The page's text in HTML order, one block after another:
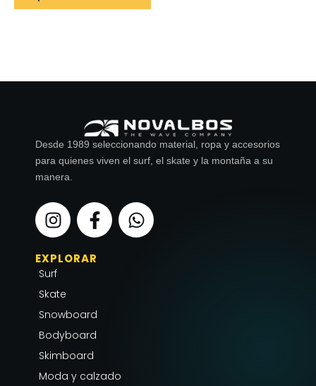
Desde 1989 seleccionando material, ropa y accesorios
para quienes viven el surf, el skate y la montaña a su
manera.
I
n
s
t
a
g
r
a
m
F
a
c
e
o
k
f
W
h
a
EXPLORAR
Surf
Skate
Snowboard
Bodyboard
Skimboard
Moda y calzado